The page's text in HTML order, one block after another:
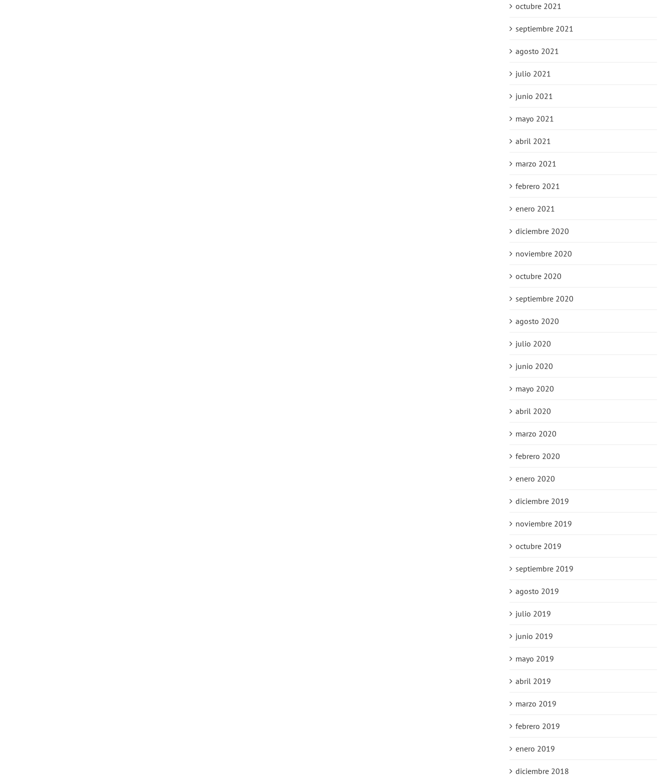
octubre 2021
septiembre 2021
agosto 2021
julio 2021
junio 2021
mayo 2021
abril 2021
marzo 2021
febrero 2021
enero 2021
diciembre 2020
noviembre 2020
octubre 2020
septiembre 2020
agosto 2020
julio 2020
junio 2020
mayo 2020
abril 2020
marzo 2020
febrero 2020
enero 2020
diciembre 2019
noviembre 2019
octubre 2019
septiembre 2019
agosto 2019
julio 2019
junio 2019
mayo 2019
abril 2019
marzo 2019
febrero 2019
enero 2019
diciembre 2018